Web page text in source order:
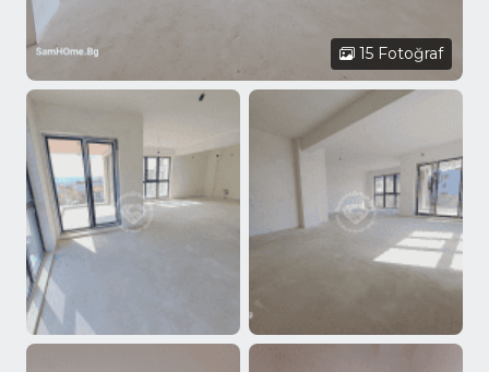
15 Fotoğraf